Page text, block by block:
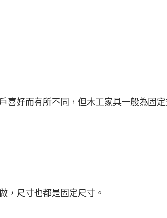
好而有所不同，但木工家具一般為固
，尺寸也都是固定尺寸。